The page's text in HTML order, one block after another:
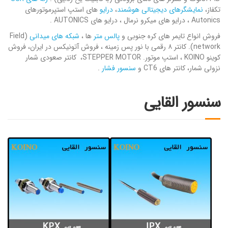
تکفاز، نمایشگرهای دیجیتالی هوشمند، درایوهای استپ استپرموتورهای
Autonics ، درایو های میکرو نرمال ، درایو های AUTONICS .
فروش انواع تایمر های کره جنوبی و پالس متر ها ، شبکه های میدانی (Field
network). کانتر ۸ رقمی با نور پس زمینه ، فروش آتونیکس در ایران، فروش
کوینو KOINO ، استپ موتور. STEPPER MOTOR، کانتر صعودی شمار
نزولی شمار، کانتر های CT6 و
سنسور فشار .
سنسور القایی